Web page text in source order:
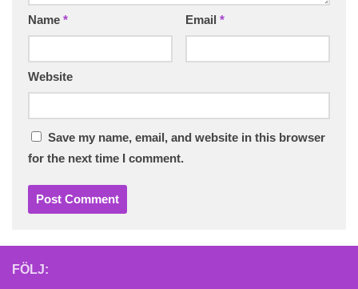
Name * Email *
Website
Save my name, email, and website in this browser
for the next time I comment.
FÖLJ: